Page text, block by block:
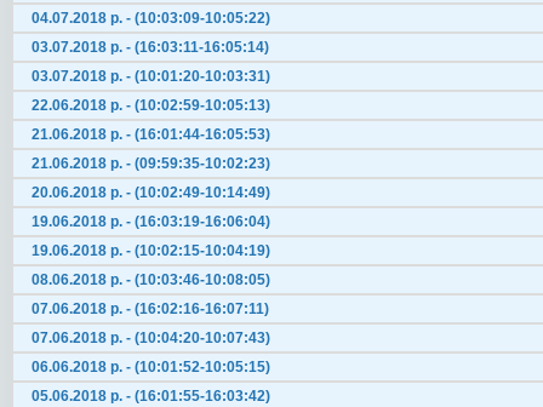
04.07.2018 р. - (10:03:09-10:05:22)
03.07.2018 р. - (16:03:11-16:05:14)
03.07.2018 р. - (10:01:20-10:03:31)
22.06.2018 р. - (10:02:59-10:05:13)
21.06.2018 р. - (16:01:44-16:05:53)
21.06.2018 р. - (09:59:35-10:02:23)
20.06.2018 р. - (10:02:49-10:14:49)
19.06.2018 р. - (16:03:19-16:06:04)
19.06.2018 р. - (10:02:15-10:04:19)
08.06.2018 р. - (10:03:46-10:08:05)
07.06.2018 р. - (16:02:16-16:07:11)
07.06.2018 р. - (10:04:20-10:07:43)
06.06.2018 р. - (10:01:52-10:05:15)
05.06.2018 р. - (16:01:55-16:03:42)